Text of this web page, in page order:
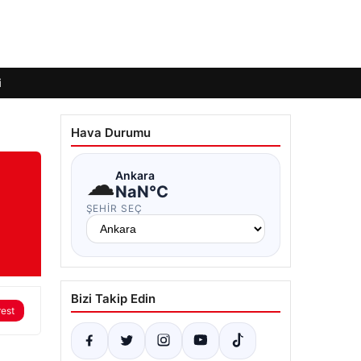
Hava Durumu
☁Ankara
NaN°C
ŞEHIR SEÇ
Bizi Takip Edin